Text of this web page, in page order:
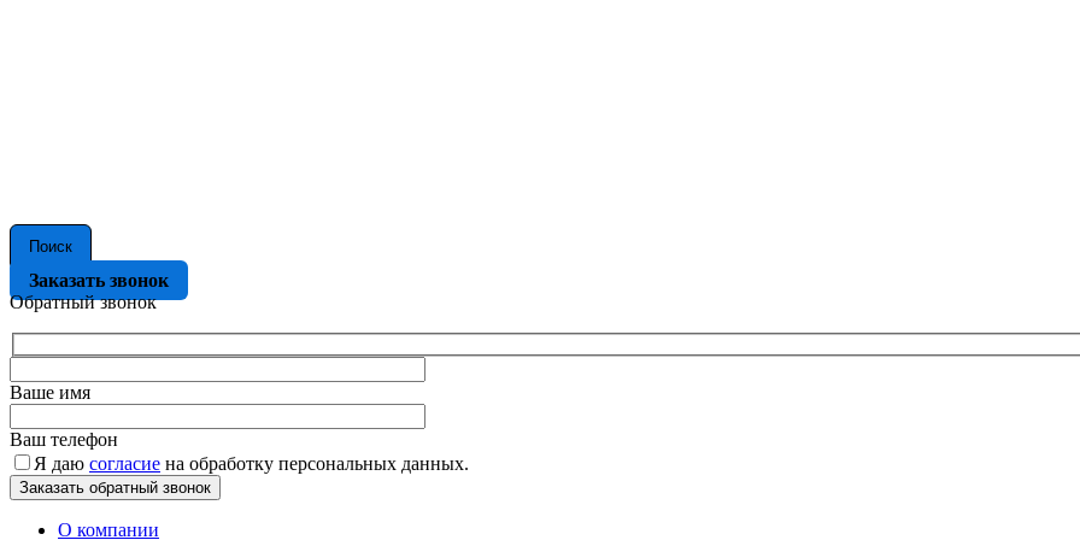
Поиск
Заказать звонок
Обратный звонок
Ваше имя
Ваш телефон
Я даю согласие на обработку персональных данных.
О компании